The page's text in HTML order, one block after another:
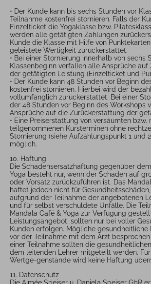
• Der Kunde kann bis sechs Stunden vor
Teilnahme kostenfrei stornieren. Falls der
Einzelticket die Yogaklasse bzw.
werden alle getätigten Zahlungen
Kunde die Klasse mit Hilfe von
geleistete Wertigkeit zurückerstattet.
• Bei einer Stornierung innerhalb von sechs
Klassenbeginn verfallen alle Ansprüche
der getätigten Leistung (Einzelticket und
• Der Kunde kann 48 Stunden vor Beginn
kostenfrei stornieren. Hierbei wird der
vollumfänglich zurückerstattet. Bei einer
der 48 Stunden vor Beginn des Workshops
Ansprüche auf die Zurückerstattung der
• Eine Preiserstattung von versäumten bzw.
teilgenommenen Kursterminen ohne
Stornierung (siehe Aufzählungspunkt 1 und
möglich.
10. Haftung
Die Schadensersatzhaftung gegenüber
Yoga besteht nur, wenn der Schaden auf
oder Vorsatz zurückzuführen ist. Das
haftet jedoch nicht für
aufgrund der Teilnahme der angebotenen
und für selbst verschuldete Unfälle. Die
Mandala Café & Yoga zur Verfügung
Leistungsangebot, sollten nur bei voller
Kunden erfolgen. Mögliche
vor der Teilnahme mit dem Arzt besprochen
einer Teilnahme sollten die
dem leitenden Lehrer mitgeteilt werden.
Wertge-genstände wird keine Haftung
11. Datenschutz